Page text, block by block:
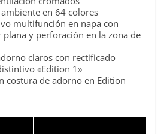
en 64 colores
multifunción en napa con
y perforación en la zona de
claros con rectificado
«Edition 1»
costura de adorno en Edition